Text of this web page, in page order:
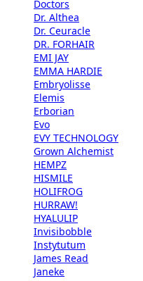
Doctors
Dr. Althea
Dr. Ceuracle
DR. FORHAIR
EMI JAY
EMMA HARDIE
Embryolisse
Elemis
Erborian
Evo
EVY TECHNOLOGY
Grown Alchemist
HEMPZ
HISMILE
HOLIFROG
HURRAW!
HYALULIP
Invisibobble
Instytutum
James Read
Janeke